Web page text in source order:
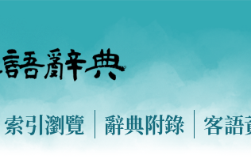
索引瀏覽 辭典附錄 客語